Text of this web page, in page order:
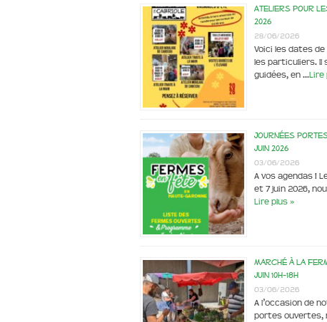
Ateliers pour
2026
28/06/2026
Voici les dates
les particuliers. Il
guidées, en …Lire
Journées
juin 2026
03/06/2026
A vos agendas !
et 7 juin 2026,
Lire plus »
Marché à la
juin 10h-18h
03/06/2026
A l’occasion de
portes ouvertes,